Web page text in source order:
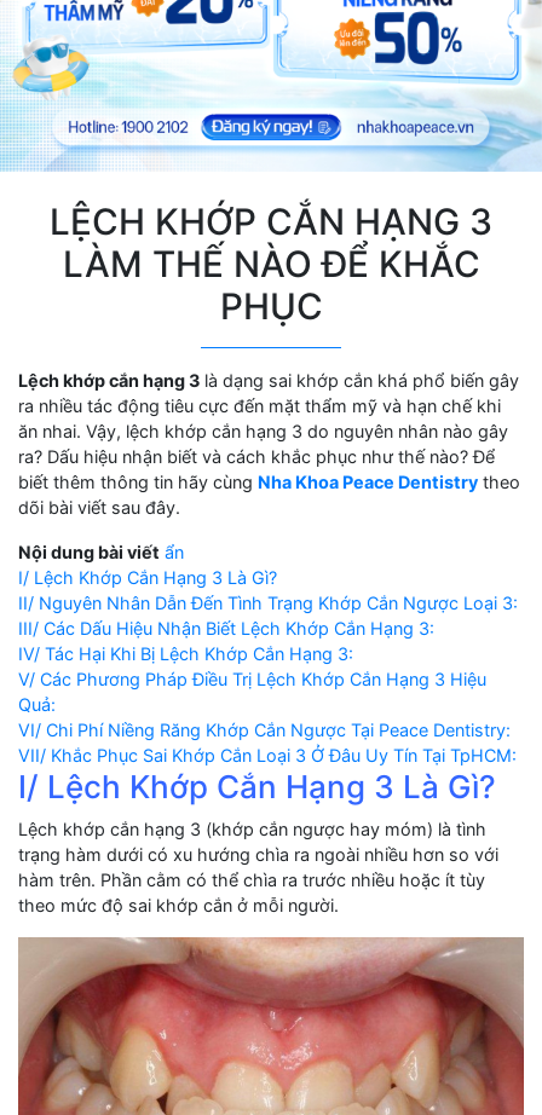
LỆCH KHỚP CẮN HẠNG 3
LÀM THẾ NÀO ĐỂ KHẮC
PHỤC
Lệch khớp cắn hạng 3 là dạng sai khớp cắn khá phổ biến gây
ra nhiều tác động tiêu cực đến mặt thẩm mỹ và hạn chế khi
ăn nhai. Vậy, lệch khớp cắn hạng 3 do nguyên nhân nào gây
ra? Dấu hiệu nhận biết và cách khắc phục như thế nào? Để
biết thêm thông tin hãy cùng Nha Khoa Peace Dentistry theo
dõi bài viết sau đây.
Nội dung bài viết ẩn
I/ Lệch Khớp Cắn Hạng 3 Là Gì?
II/ Nguyên Nhân Dẫn Đến Tình Trạng Khớp Cắn Ngược Loại 3:
III/ Các Dấu Hiệu Nhận Biết Lệch Khớp Cắn Hạng 3:
IV/ Tác Hại Khi Bị Lệch Khớp Cắn Hạng 3:
V/ Các Phương Pháp Điều Trị Lệch Khớp Cắn Hạng 3 Hiệu
Quả:
VI/ Chi Phí Niềng Răng Khớp Cắn Ngược Tại Peace Dentistry:
VII/ Khắc Phục Sai Khớp Cắn Loại 3 Ở Đâu Uy Tín Tại TpHCM:
I/ Lệch Khớp Cắn Hạng 3 Là Gì?
Lệch khớp cắn hạng 3 (khớp cắn ngược hay móm) là tình
trạng hàm dưới có xu hướng chìa ra ngoài nhiều hơn so với
hàm trên. Phần cằm có thể chìa ra trước nhiều hoặc ít tùy
theo mức độ sai khớp cắn ở mỗi người.